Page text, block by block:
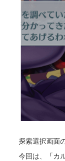
探索選択画面
今回は、「カ